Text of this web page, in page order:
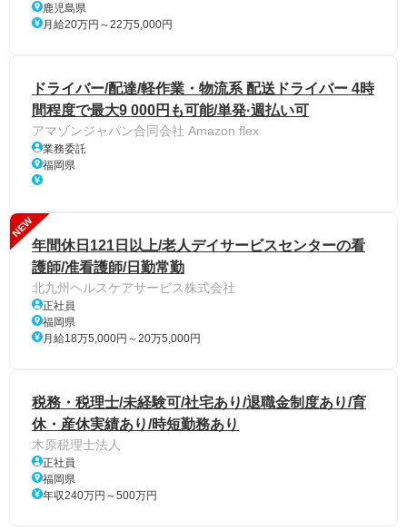
鹿児島県
月給20万円～22万5,000円
ドライバー/配達/軽作業・物流系 配送ドライバー 4時
間程度で最大9 000円も可能/単発·週払い可
アマゾンジャパン合同会社 Amazon flex
業務委託
福岡県
NEW
年間休日121日以上/老人デイサービスセンターの看
護師/准看護師/日勤常勤
北九州ヘルスケアサービス株式会社
正社員
福岡県
月給18万5,000円～20万5,000円
税務・税理士/未経験可/社宅あり/退職金制度あり/育
休・産休実績あり/時短勤務あり
木原税理士法人
正社員
福岡県
年収240万円～500万円